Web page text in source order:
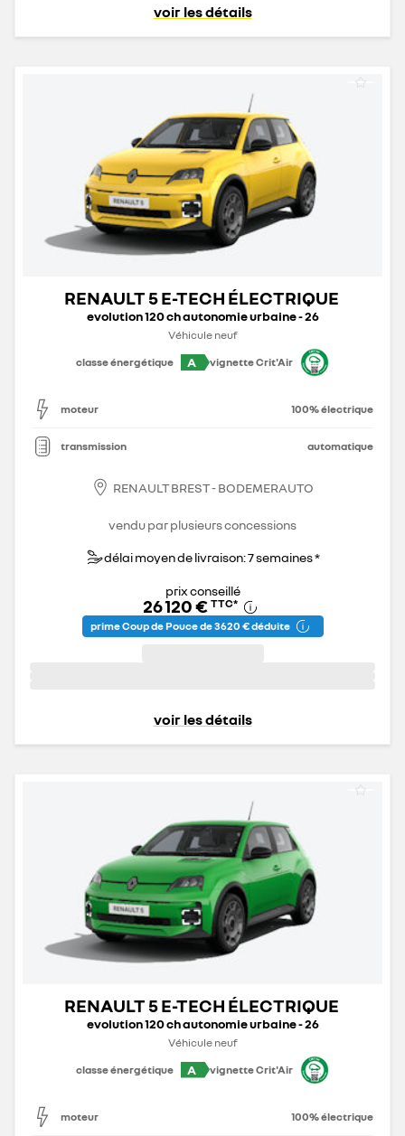
voir les détails
RENAULT 5 E-TECH ÉLECTRIQUE
evolution 120 ch autonomie urbaine - 26
Véhicule neuf
classe énergétique
A vignette Crit'Air
moteur 100% électrique
transmission automatique
RENAULT BREST - BODEMERAUTO
vendu par plusieurs concessions
délai moyen de livraison: 7 semaines *
prix conseillé
26 120 € TTC*
prime Coup de Pouce de 3 620 € déduite
voir les détails
RENAULT 5 E-TECH ÉLECTRIQUE
evolution 120 ch autonomie urbaine - 26
Véhicule neuf
classe énergétique
A vignette Crit'Air
moteur 100% électrique